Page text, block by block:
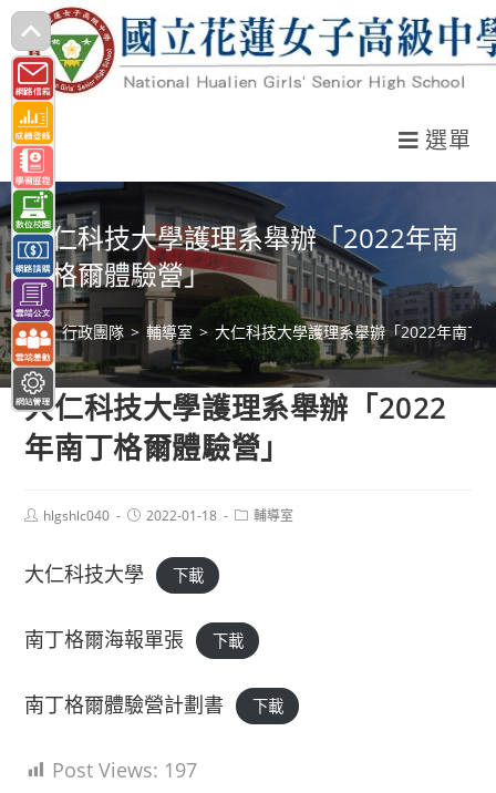
跳
轉
至
主
要
內
容
選單
大仁科技大學護理系舉辦「2022年南
丁格爾體驗營」
> 行政團隊 > 輔導室 > 大仁科技大學護理系舉辦「2022年南丁
大仁科技大學護理系舉辦「2022
年南丁格爾體驗營」
Posthlgshlc040
Post2022-01-18
Post輔導室
大仁科技大學 下載
南丁格爾海報單張 下載
南丁格爾體驗營計劃書 下載
Post Views: 197